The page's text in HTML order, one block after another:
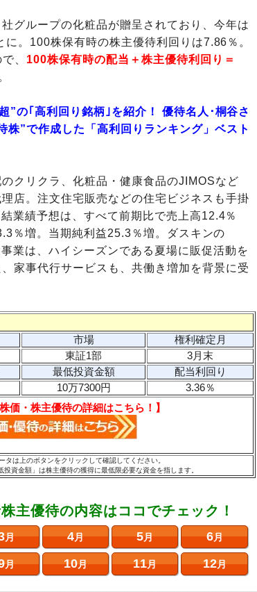
グループの化粧品が贈呈されており、今年は
。100株保有時の株主優待利回りは7.86％。
、 100株保有時の配当＋株主優待利回り＝
”の｢高利回り銘柄｣を紹介！ 優待名人･桐谷さ
株”で作成した「高利回りランキング」ベスト
のクリクラ、化粧品・健康食品のJIMOSなど
店。注文住宅販売などの住宅ビジネスも手掛
業績予想は、すべて前期比で売上高12.4％
％増。当期純利益25.3％増。ダスキンの
業は、ハイシーズンである夏場に販促活動を
家事代行サービスも、共働き増加を背景に受
市場
権利確定月
東証1部
3月末
最低投資金額
配当利回り
10万7300円
3.36％
価・株主優待の詳細はこちら！】
は上のボタンをクリックして確認してください。
資金額」は株主優待の獲得に最低限必要な資金を指します。
主優待の内容はココでチェック！
月 4月 5月 6月
月 10月 11月 12月